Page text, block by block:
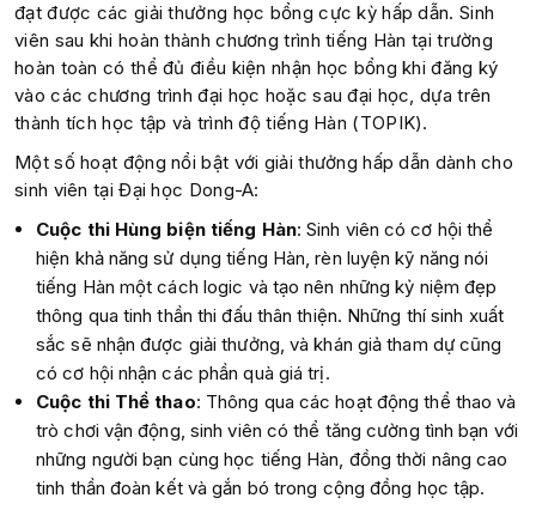
đạt được các giải thưởng học bổng cực kỳ hấp dẫn. Sinh
viên sau khi hoàn thành chương trình tiếng Hàn tại trường
hoàn toàn có thể đủ điều kiện nhận học bổng khi đăng ký
vào các chương trình đại học hoặc sau đại học, dựa trên
thành tích học tập và trình độ tiếng Hàn (TOPIK).
Một số hoạt động nổi bật với giải thưởng hấp dẫn dành cho
sinh viên tại Đại học Dong-A:
Cuộc thi Hùng biện tiếng Hàn: Sinh viên có cơ hội thể
hiện khả năng sử dụng tiếng Hàn, rèn luyện kỹ năng nói
tiếng Hàn một cách logic và tạo nên những kỷ niệm đẹp
thông qua tinh thần thi đấu thân thiện. Những thí sinh xuất
sắc sẽ nhận được giải thưởng, và khán giả tham dự cũng
có cơ hội nhận các phần quà giá trị.
Cuộc thi Thể thao: Thông qua các hoạt động thể thao và
trò chơi vận động, sinh viên có thể tăng cường tình bạn với
những người bạn cùng học tiếng Hàn, đồng thời nâng cao
tinh thần đoàn kết và gắn bó trong cộng đồng học tập.